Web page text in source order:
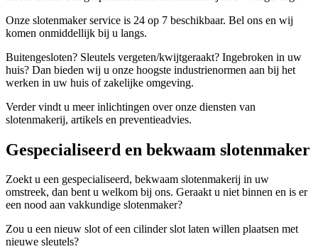
Onze slotenmaker service is 24 op 7 beschikbaar. Bel ons en wij
komen onmiddellijk bij u langs.
Buitengesloten? Sleutels vergeten/kwijtgeraakt? Ingebroken in uw
huis? Dan bieden wij u onze hoogste industrienormen aan bij het
werken in uw huis of zakelijke omgeving.
Verder vindt u meer inlichtingen over onze diensten van
slotenmakerij, artikels en preventieadvies.
Gespecialiseerd en bekwaam slotenmaker
Zoekt u een gespecialiseerd, bekwaam slotenmakerij in uw
omstreek, dan bent u welkom bij ons. Geraakt u niet binnen en is er
een nood aan vakkundige slotenmaker?
Zou u een nieuw slot of een cilinder slot laten willen plaatsen met
nieuwe sleutels?